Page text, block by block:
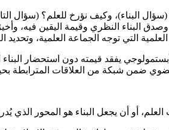
البناء)، وكيف نؤرخ للعلم؟ (سؤال
البناء النظري وقيمة اليقين فيه،
التي توجه الجماعة العلمية، وتحديد
يفقد قيمته دون استحضار
ضمن شبكة من العلاقات المترابطة
أو أن يجعل البناء هو المحور الذي